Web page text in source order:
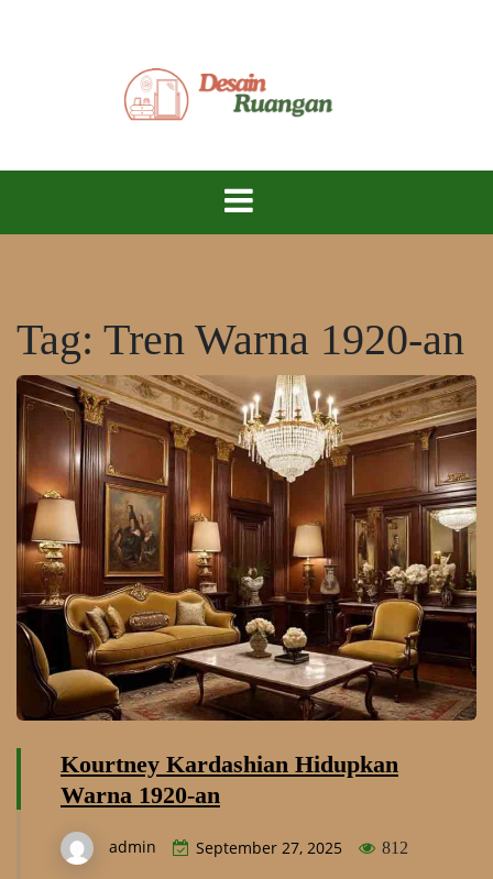
Desain
Ruangan
Tag: Tren Warna 1920-an
Kourtney Kardashian Hidupkan
Warna 1920-an
admin September 27, 2025 812